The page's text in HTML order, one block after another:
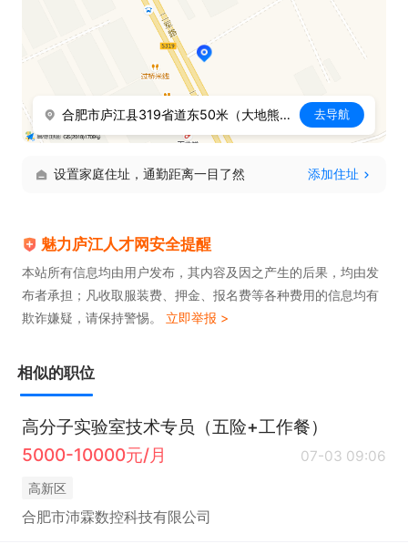
合肥市庐江县319省道东50米（大地熊新材料） 去导航
设置家庭住址，通勤距离一目了然 添加住址
魅力庐江人才网安全提醒
本站所有信息均由用户发布，其内容及因之产生的后果，均由发
布者承担；凡收取服装费、押金、报名费等各种费用的信息均有
欺诈嫌疑，请保持警惕。 立即举报 >
相似的职位
高分子实验室技术专员（五险+工作餐）
5000-10000元/月
07-03 09:06
高新区
合肥市沛霖数控科技有限公司